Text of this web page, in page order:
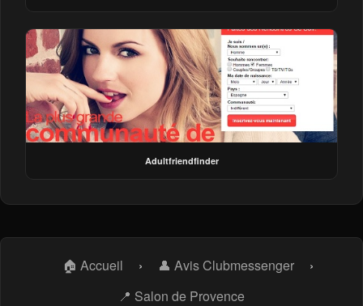
Adultfriendfinder
🏠 Accueil › 👤 Avis Clubmessenger
›
📍 Salon de Provence